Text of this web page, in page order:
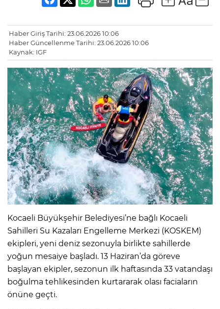
Haber Giriş Tarihi: 23.06.2026 10:06
Haber Güncellenme Tarihi: 23.06.2026 10:06
Kaynak: IGF
Kocaeli Büyükşehir Belediyesi’ne bağlı Kocaeli
Sahilleri Su Kazaları Engelleme Merkezi (KOSKEM)
ekipleri, yeni deniz sezonuyla birlikte sahillerde
yoğun mesaiye başladı. 13 Haziran’da göreve
başlayan ekipler, sezonun ilk haftasında 33 vatandaşı
boğulma tehlikesinden kurtararak olası faciaların
önüne geçti.